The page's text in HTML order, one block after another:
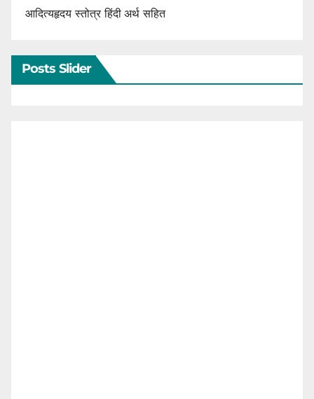
आदित्यहृदय स्तोत्र हिंदी अर्थ सहित
Posts Slider